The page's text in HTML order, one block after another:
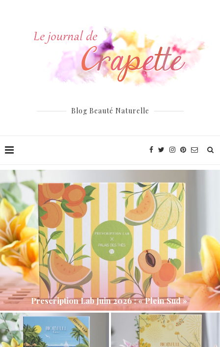
Blog Beauté Naturelle
Prescription Lab Juin 2026 : « Plein Sud »